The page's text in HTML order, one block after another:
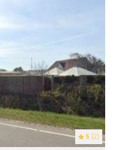
5 (2)